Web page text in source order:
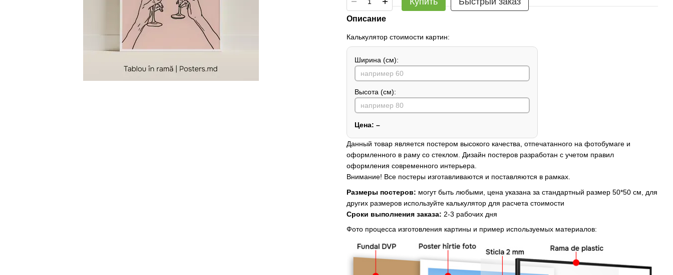
Описание
Калькулятор стоимости картин:
Ширина (см):
Высота (см):
Цена: –
Данный товар является постером высокого качества, отпечатанного на фотобумаге и
оформленного в раму со стеклом. Дизайн постеров разработан с учетом правил
оформления современного интерьера.
Внимание! Все постеры изготавливаются и поставляются в рамках.
Размеры постеров: могут быть любыми, цена указана за стандартный размер 50*50 см, для
других размеров используйте калькулятор для расчета стоимости
Сроки выполнения заказа: 2-3 рабочих дня
Фото процесса изготовления картины и пример используемых материалов: